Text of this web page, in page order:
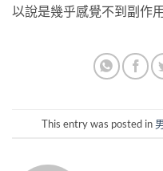
以說是幾乎感覺不到副作
This entry was posted in